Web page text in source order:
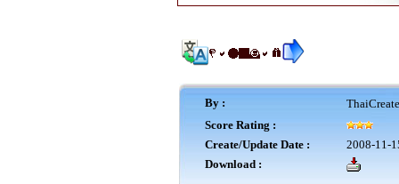
By :
Score Rating :
Create/Update Date :
2008-11-
Download :